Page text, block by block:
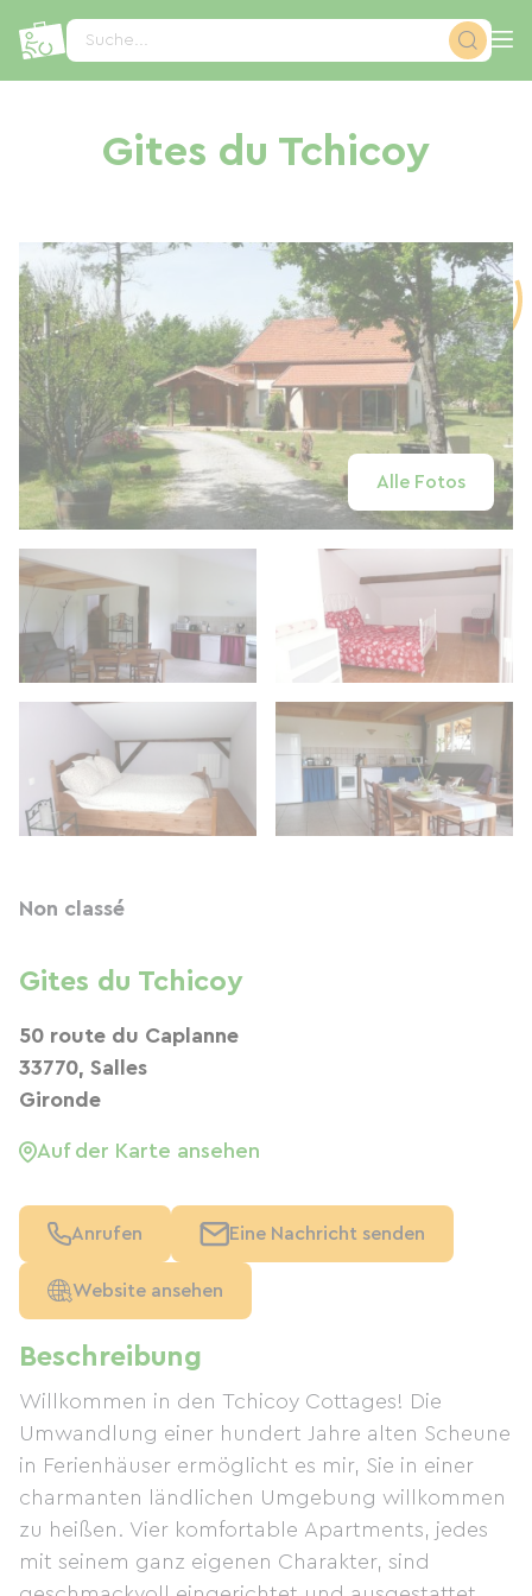
Suche...
Gites du Tchicoy
Alle Fotos
Beschreibung
Willkommen in den Tchicoy Cottages! Die
Umwandlung einer hundert Jahre alten Scheune
in Ferienhäuser ermöglicht es mir, Sie in einer
charmanten ländlichen Umgebung willkommen
zu heißen. Vier komfortable Apartments, jedes
mit seinem ganz eigenen Charakter, sind
Non classé
Gites du Tchicoy
50 route du Caplanne
33770, Salles
Gironde
Auf der Karte ansehen
Anrufen Eine Nachricht senden
Website ansehen
Cookie-Einstellungen